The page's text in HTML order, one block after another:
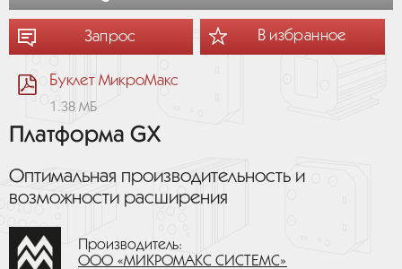
Запрос В избранное
Буклет МикроМакс
1.38 МБ
Платформа GX
Оптимальная производительность и
возможности расширения
Производитель:
ООО «МИКРОМАКС СИСТЕМС»